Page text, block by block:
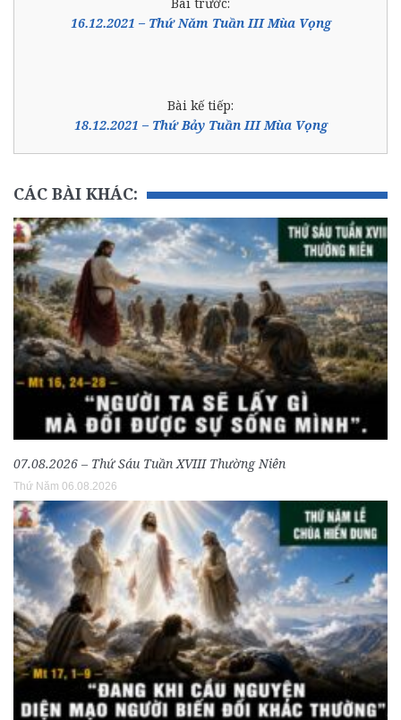
16.12.2021 – Thứ Năm Tuần III Mùa Vọng
Bài kế tiếp:
18.12.2021 – Thứ Bảy Tuần III Mùa Vọng
CÁC BÀI KHÁC:
07.08.2026 – Thứ Sáu Tuần XVIII Thường Niên
Thứ Năm 06.08.2026